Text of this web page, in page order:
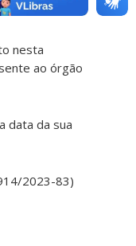
nesta
ao órgão
data da sua
2023-83)